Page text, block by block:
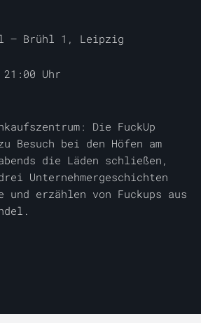
— Brühl 1, Leipzig
21:00 Uhr
Die FuckUp
Besuch bei den Höfen am
die Läden schließen,
Unternehmergeschichten
und erzählen von Fuckups aus